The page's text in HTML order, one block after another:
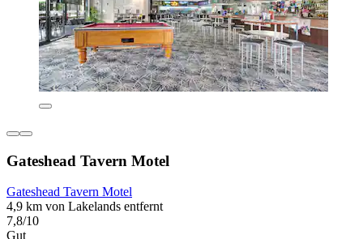
Gateshead Tavern Motel
Gateshead Tavern Motel
4,9 km von Lakelands entfernt
7,8/10
Gut